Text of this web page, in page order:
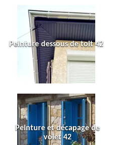
Peinture dessous de toit 42
Peinture et décapage de
volet 42